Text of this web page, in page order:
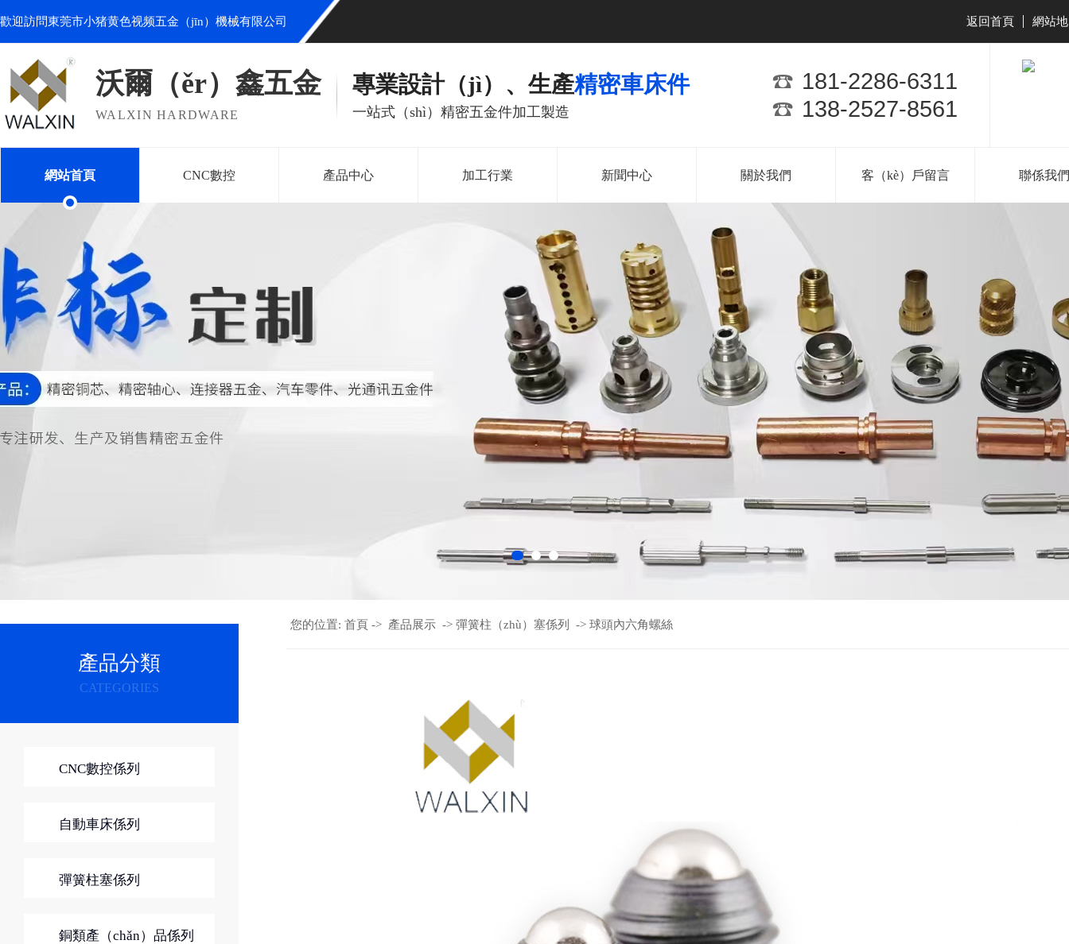
歡迎訪問東莞市小猪黄色视频五金（jīn）機械有限公司 返回首頁 網站
沃爾（ěr）鑫五金
WALXIN HARDWARE
專業設計（jì）、生產精密車床件
一站式（shì）精密五金件加工製造
181-2286-6311
138-2527-8561
網站首頁 CNC數控 產品中心 加工行業 新聞中心 關於我們 客（kè）戶留言 聯係我們
產品分類
CATEGORIES
CNC數控係列
自動車床係列
彈簧柱塞係列
銅類產（chǎn）品係列
您的位置: 首頁 -> 產品展示 -> 彈簧柱（zhù）塞係列 -> 球頭內六角螺絲